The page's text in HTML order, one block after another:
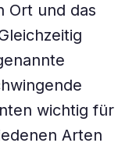
Ort und das
wichtig für
Arten